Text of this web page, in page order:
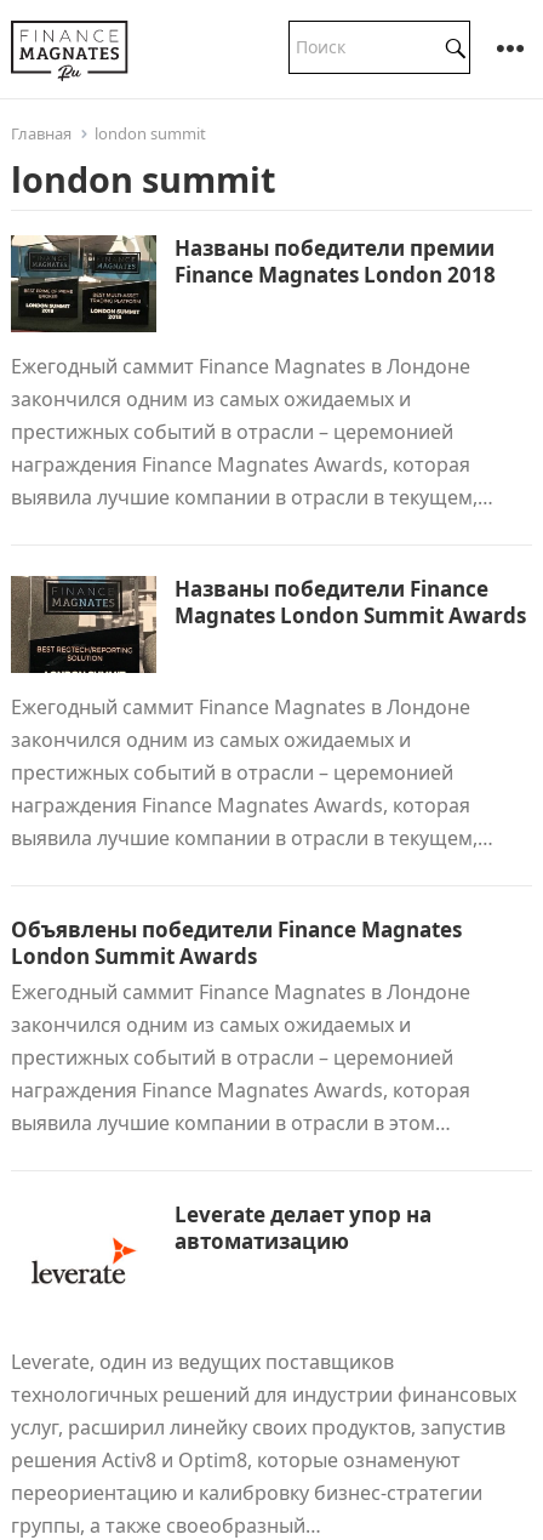
Главная london summit
london summit
Названы победители премии
Finance Magnates London 2018
Ежегодный саммит Finance Magnates в Лондоне
закончился одним из самых ожидаемых и
престижных событий в отрасли – церемонией
награждения Finance Magnates Awards, которая
выявила лучшие компании в отрасли в текущем,…
Названы победители Finance
Magnates London Summit Awards
Ежегодный саммит Finance Magnates в Лондоне
закончился одним из самых ожидаемых и
престижных событий в отрасли – церемонией
награждения Finance Magnates Awards, которая
выявила лучшие компании в отрасли в текущем,…
Объявлены победители Finance Magnates
London Summit Awards
Ежегодный саммит Finance Magnates в Лондоне
закончился одним из самых ожидаемых и
престижных событий в отрасли – церемонией
награждения Finance Magnates Awards, которая
выявила лучшие компании в отрасли в этом…
Leverate делает упор на
автоматизацию
Leverate, один из ведущих поставщиков
технологичных решений для индустрии финансовых
услуг, расширил линейку своих продуктов, запустив
решения Activ8 и Optim8, которые ознаменуют
переориентацию и калибровку бизнес-стратегии
группы, а также своеобразный…